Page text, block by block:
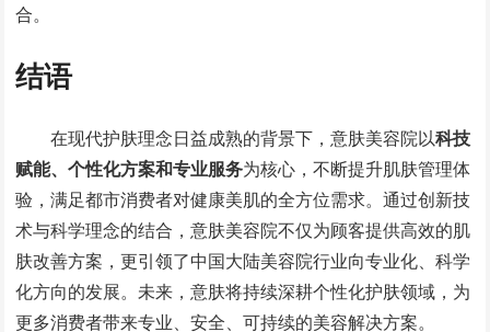
合。
结语
在现代护肤理念日益成熟的背景下，意肤美容院以科技
赋能、个性化方案和专业服务为核心，不断提升肌肤管理体
验，满足都市消费者对健康美肌的全方位需求。通过创新技
术与科学理念的结合，意肤美容院不仅为顾客提供高效的肌
肤改善方案，更引领了中国大陆美容院行业向专业化、科学
化方向的发展。未来，意肤将持续深耕个性化护肤领域，为
更多消费者带来专业、安全、可持续的美容解决方案。